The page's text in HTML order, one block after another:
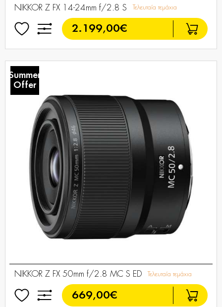
NIKKOR Z FX 14-24mm f/2.8 S Τελευταία τεμάχια
2.199,00€
Summer
Offer
NIKKOR Z FX 50mm f/2.8 MC S ED Τελευταία τεμάχια
669,00€